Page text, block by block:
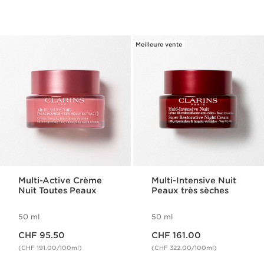
Multi-Active Crème
Nuit Toutes Peaux
50 ml
CHF 95.50
(CHF 191.00/100ml)
Meilleure vente
Multi-Intensive Nuit
Peaux très sèches
50 ml
CHF 161.00
(CHF 322.00/100ml)